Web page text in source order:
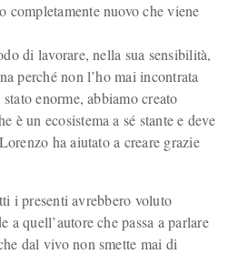
completamente nuovo che viene
di lavorare, nella sua sensibilità,
perché non l’ho mai incontrata
enorme, abbiamo creato
è un ecosistema a sé stante e deve
ha aiutato a creare grazie
i presenti avrebbero voluto
a quell’autore che passa a parlare
dal vivo non smette mai di